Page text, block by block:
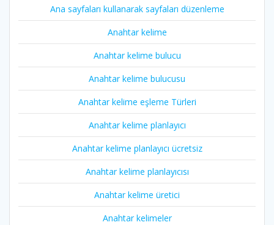
Ana sayfaları kullanarak sayfaları düzenleme
Anahtar kelime
Anahtar kelime bulucu
Anahtar kelime bulucusu
Anahtar kelime eşleme Türleri
Anahtar kelime planlayıcı
Anahtar kelime planlayıcı ücretsiz
Anahtar kelime planlayıcısı
Anahtar kelime üretici
Anahtar kelimeler